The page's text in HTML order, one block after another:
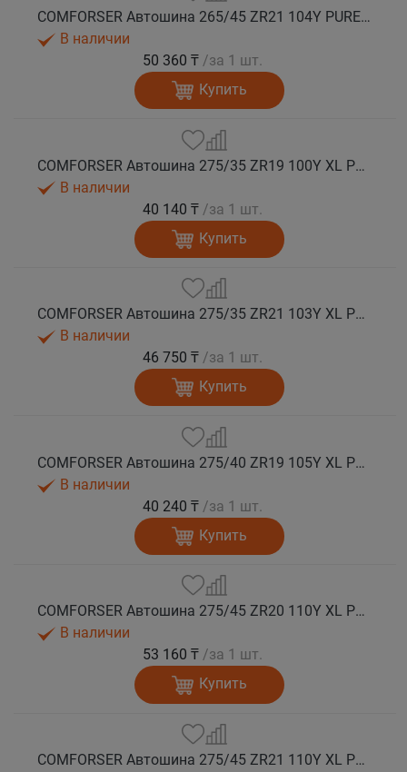
COMFORSER Автошина 265/45 ZR21 104Y PURESPEED лето
В наличии
50 360 ₸ /за 1 шт.
Купить
COMFORSER Автошина 275/35 ZR19 100Y XL PURESPEED лето
В наличии
40 140 ₸ /за 1 шт.
Купить
COMFORSER Автошина 275/35 ZR21 103Y XL PURESPEED лето
В наличии
46 750 ₸ /за 1 шт.
Купить
COMFORSER Автошина 275/40 ZR19 105Y XL PURESPEED лето
В наличии
40 240 ₸ /за 1 шт.
Купить
COMFORSER Автошина 275/45 ZR20 110Y XL PURESPEED лето
В наличии
53 160 ₸ /за 1 шт.
Купить
COMFORSER Автошина 275/45 ZR21 110Y XL PURESPEED лето